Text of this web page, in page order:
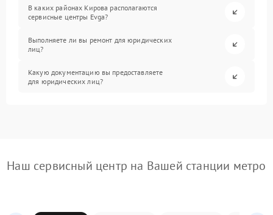
В каких районах Кирова располагаются
сервисные центры Evga?
Выполняете ли вы ремонт для юридических
лиц?
Какую документацию вы предоставляете
для юридических лиц?
Наш сервисный центр на Вашей станции метро